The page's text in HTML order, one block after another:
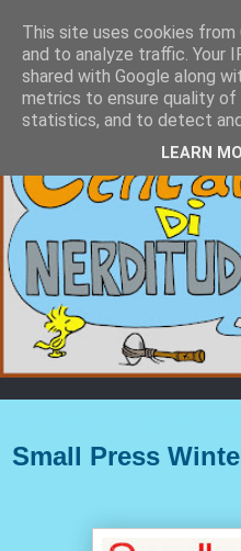
Small Press
This site uses cookies
and to analyze traffic. Your
shared with Google along
metrics to ensure quality of
statistics, and to detect
LEARN